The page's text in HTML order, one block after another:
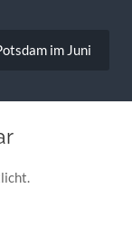
im Juni